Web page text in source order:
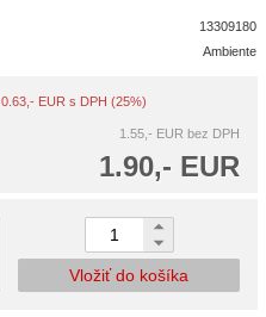
13309180
Ambiente
0.63,- EUR s DPH (25%)
1.55,- EUR bez DPH
1.90,- EUR
Vložiť do košíka